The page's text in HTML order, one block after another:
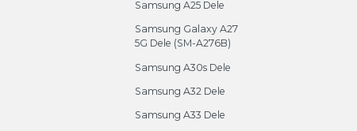
Samsung A25 Dele
Samsung Galaxy A27
5G Dele (SM-A276B)
Samsung A30s Dele
Samsung A32 Dele
Samsung A33 Dele